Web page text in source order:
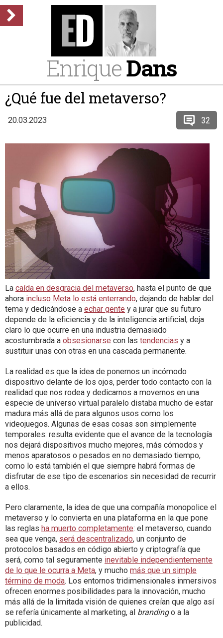
EnriqueDans
¿Qué fue del metaverso?
20.03.2023 32
La caída en desgracia del metaverso, hasta el punto de que
ahora incluso Meta lo está enterrando, dejando de hablar del
tema y dedicándose a echar gente y a jurar que su futuro
depende de la eficiencia y de la inteligencia artificial, deja
claro lo que ocurre en una industria demasiado
acostumbrada a obsesionarse con las tendencias y a
sustituir unas con otras en una cascada permanente.
La realidad es que la idea de ponernos un incómodo
dispositivo delante de los ojos, perder todo contacto con la
realidad que nos rodea y dedicarnos a movernos en una
especie de universo virtual paralelo distaba mucho de estar
madura más allá de para algunos usos como los
videojuegos. Algunas de esas cosas son simplemente
temporales: resulta evidente que el avance de la tecnología
nos dejará dispositivos mucho mejores, más cómodos y
menos aparatosos o pesados en no demasiado tiempo,
como lo está también el que siempre habrá formas de
disfrutar de ese tipo de escenarios sin necesidad de recurrir
a ellos.
Pero claramente, la idea de que una compañía monopolice el
metaverso y lo convierta en una plataforma en la que pone
las reglas ha muerto completamente: el metaverso, cuando
sea que venga, será descentralizado, un conjunto de
protocolos basados en código abierto y criptografía que
será, como tal seguramente inevitable independientemente
de lo que le ocurra a Meta, y mucho más que un simple
término de moda. Los entornos tridimensionales inmersivos
ofrecen enormes posibilidades para la innovación, mucho
más allá de la limitada visión de quienes creían que algo así
se refería únicamente al marketing, al brandingo a la
publicidad.